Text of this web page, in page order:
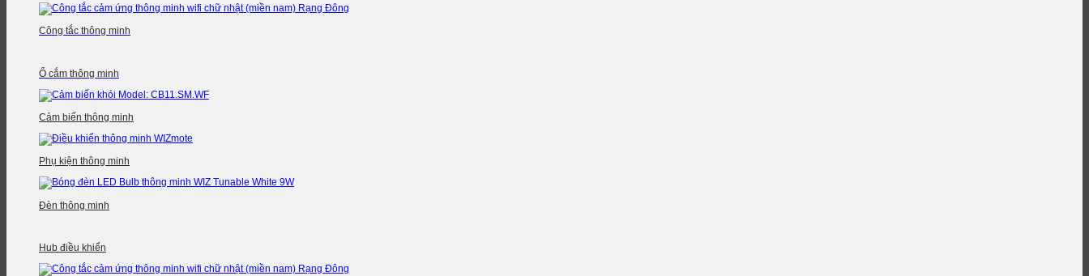
Công tắc thông minh
Ổ cắm thông minh
Cảm biến thông minh
Phụ kiện thông minh
Đèn thông minh
Hub điều khiển